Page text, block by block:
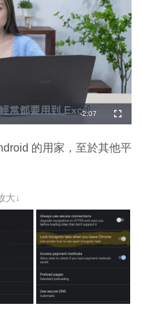
剩
-2:07
全
螢
的用家，至於其他平
大↓